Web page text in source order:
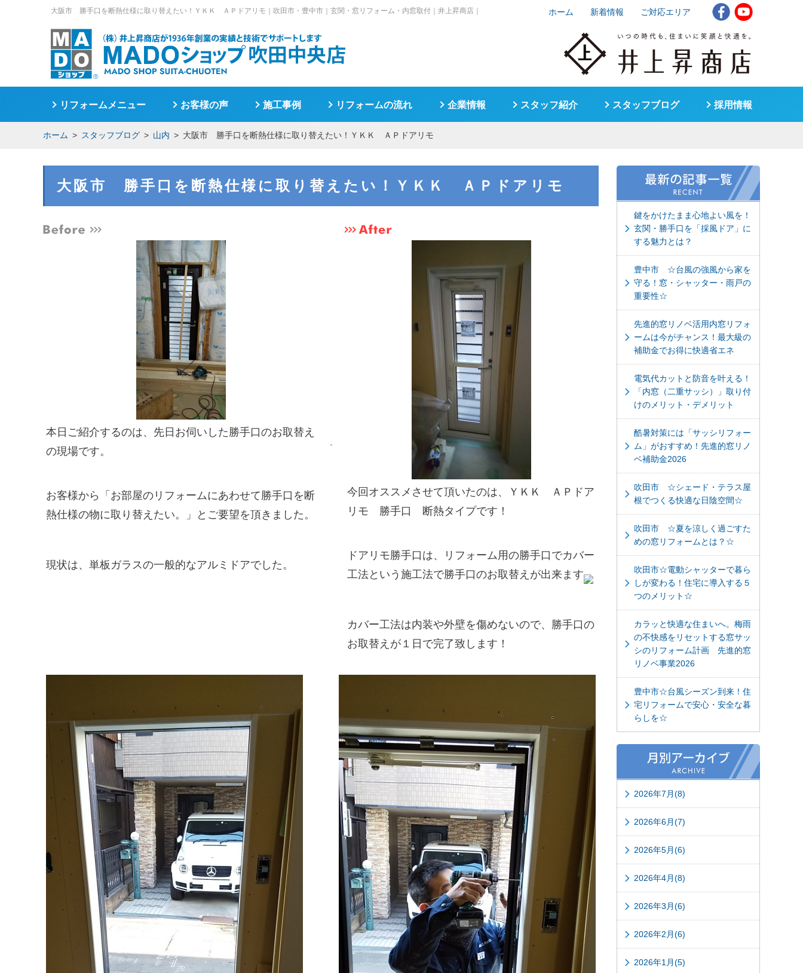
大阪市 勝手口を断熱仕様に取り替えたい！ＹＫＫ ＡＰドアリモ｜ 吹田市・豊中市｜玄関・窓リフォーム・内窓取付｜井上昇商店｜
ホーム スタッフブログ 山内 大阪市 勝手口を断熱仕様に取り替えたい！ＹＫＫ ＡＰドアリモ
ホーム 新着情報 ご対応エリア
リフォームメニュー お客様の声 施工事例 リフォームの流れ 企業情報 スタッフ紹介 スタッフブログ 採用情報
大阪市 勝手口を断熱仕様に取り替えたい！ＹＫＫ ＡＰドアリモ
本日ご紹介するのは、先日お伺いした勝手口のお取替え
の現場です。
お客様から「お部屋のリフォームにあわせて勝手口を断
熱仕様の物に取り替えたい。」とご要望を頂きました。
現状は、単板ガラスの一般的なアルミドアでした。
今回オススメさせて頂いたのは、ＹＫＫ ＡＰドア
リモ 勝手口 断熱タイプです！
ドアリモ勝手口は、リフォーム用の勝手口でカバー
工法という施工法で勝手口のお取替えが出来ます
カバー工法は内装や外壁を傷めないので、勝手口の
お取替えが１日で完了致します！
鍵をかけたまま心地よい風を！
玄関・勝手口を「採風ドア」に
する魅力とは？
豊中市 ☆台風の強風から家を
守る！窓・シャッター・雨戸の
重要性☆
先進的窓リノベ活用内窓リフォ
ームは今がチャンス！最大級の
補助金でお得に快適省エネ
電気代カットと防音を叶える！
「内窓（二重サッシ）」取り付
けのメリット・デメリット
酷暑対策には「サッシリフォー
ム」がおすすめ！先進的窓リノ
ベ補助金2026
吹田市 ☆シェード・テラス屋
根でつくる快適な日陰空間☆
吹田市 ☆夏を涼しく過ごすた
めの窓リフォームとは？☆
吹田市☆電動シャッターで暮ら
しが変わる！住宅に導入する５
つのメリット☆
カラッと快適な住まいへ。梅雨
の不快感をリセットする窓サッ
シのリフォーム計画 先進的窓
リノベ事業2026
豊中市☆台風シーズン到来！住
宅リフォームで安心・安全な暮
らしを☆
2026年7月(8)
2026年6月(7)
2026年5月(6)
2026年4月(8)
2026年3月(6)
2026年2月(6)
2026年1月(5)